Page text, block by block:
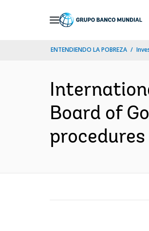
ENTENDIENDO LA POBREZA
Board of